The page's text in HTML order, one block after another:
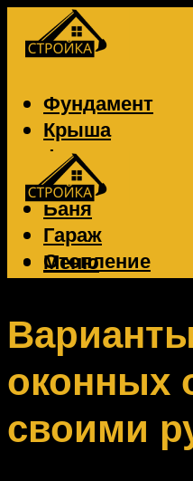
Фундамент
Крыша
Фасад
Забор
Баня
Гараж
Отопление
Вентиляция
Меню
Меню
оконных
своими